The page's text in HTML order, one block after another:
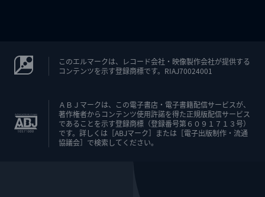
このエルマークは、レコード会社・映像製作会社が提供する
コンテンツを示す登録商標です。RIAJ70024001
ＡＢＪマークは、この電子書店・電子書籍配信サービスが、
著作権者からコンテンツ使用許諾を得た正規版配信サービス
であることを示す登録商標（登録番号第６０９１７１３号）
です。詳しくは［ABJマーク］または［電子出版制作・流通
協議会］で検索してください。